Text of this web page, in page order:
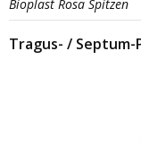
Bioplast Rosa Spitzen
Tragus- / Septum-